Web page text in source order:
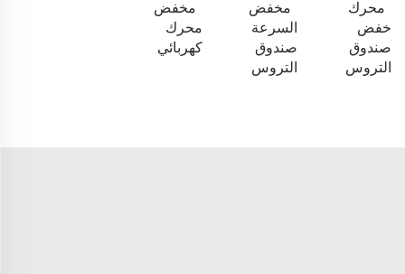
محرك
خفض
صندوق
التروس
مخفض
السرعة
صندوق
التروس
مخفض
محرك
كهربائي